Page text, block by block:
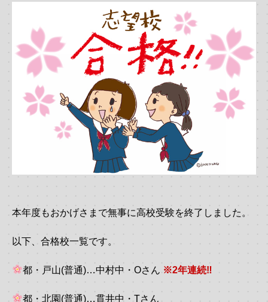
本年度もおかげさまで無事に高校受験を終了しました。
以下、合格校一覧です。
都・戸山(普通)…中村中・Oさん※2年連続‼
都・北園(普通)…貫井中・Tさん